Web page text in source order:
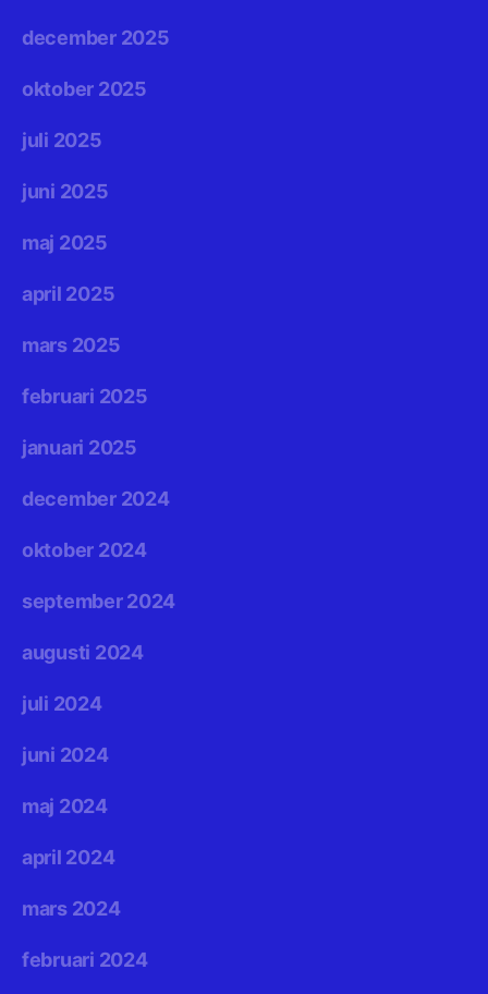
december 2025
oktober 2025
juli 2025
juni 2025
maj 2025
april 2025
mars 2025
februari 2025
januari 2025
december 2024
oktober 2024
september 2024
augusti 2024
juli 2024
juni 2024
maj 2024
april 2024
mars 2024
februari 2024